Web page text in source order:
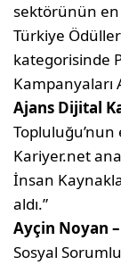
sektörünün en
Türkiye
kategorisinde
Kampanyaları
Ajans Dijital
Kariyer.net
İnsan
aldı.”
Ayçin Noyan
Sosyal